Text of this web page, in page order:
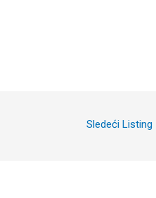
Sledeći Listing